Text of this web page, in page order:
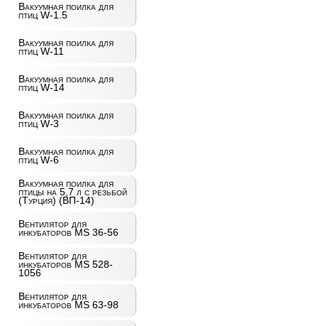
Вакуумная поилка для
птиц W-1.5
Вакуумная поилка для
птиц W-11
Вакуумная поилка для
птиц W-14
Вакуумная поилка для
птиц W-3
Вакуумная поилка для
птиц W-6
Вакуумная поилка для
птицы на 5,7 л с резьбой
(Турция) (ВП-14)
Вентилятор для
инкубаторов MS 36-56
Вентилятор для
инкубаторов MS 528-
1056
Вентилятор для
инкубаторов MS 63-98